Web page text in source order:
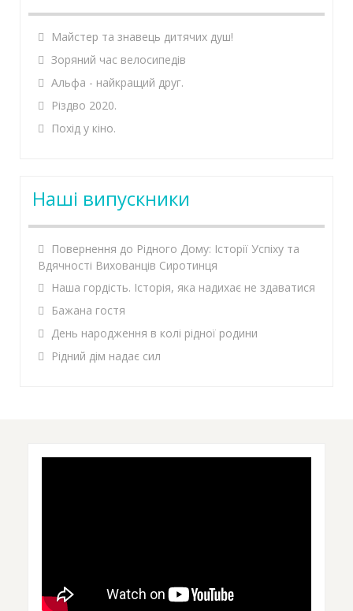
Майстер та знавець дитячих душ!
Зоряний час велосипедів
Альфа - найкращий друг.
Різдво 2020.
Похід у кіно.
Наші випускники
Повернення до Рідного Дому: Історії Успіху та
Вдячності Вихованців Сиротинця
Наша гордість. Історія, яка надихає не здаватися
Бажана гостя
День народження в колі рідної родини
Рідний дім надає сил